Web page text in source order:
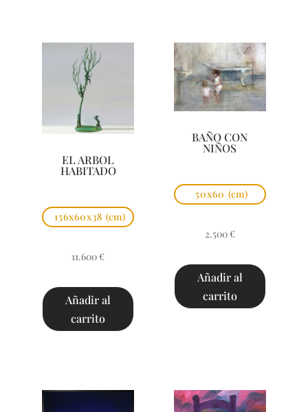
EL ARBOL
HABITADO
156x60x38 (cm)
11.600 €
Añadir al
carrito
BAÑO CON
NIÑOS
50x60 (cm)
2.500 €
Añadir al
carrito